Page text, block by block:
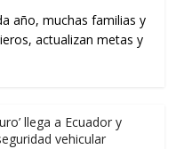
año, muchas familias y
actualizan metas y
llega a Ecuador y
vehicular